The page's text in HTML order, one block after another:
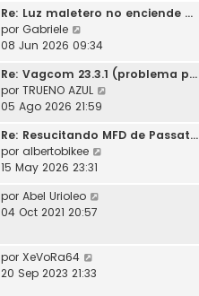
j
m
m
e
n
s
j
e
ú
t
m
o
m
n
s
j
e
Re: Luz maletero no enciende …
por Gabriele
e
ú
l
t
m
o
m
n
j
e
08 Jun 2026 09:34
Re: Vagcom 23.3.1 (problema p…
por TRUENO AZUL
ú
05 Ago 2026 21:59
Re: Resucitando MFD de Passat…
por albertobikee
15 May 2026 23:31
por Abel Urioleo
04 Oct 2021 20:57
por XeVoRa64
e
20 Sep 2023 21:33